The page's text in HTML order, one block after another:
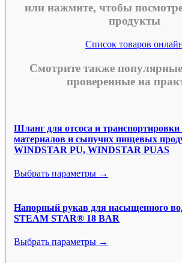
или нажмите, чтобы
продукты
Список товаров
Смотрите также
проверенные на
Шланг для отсоса и
материалов и сыпучих пищевых
WINDSTAR PU, WINDSTAR PUAS
Выбрать параметры →
Напорный рукав для насыщенного
STEAM STAR® 18 BAR
Выбрать параметры →